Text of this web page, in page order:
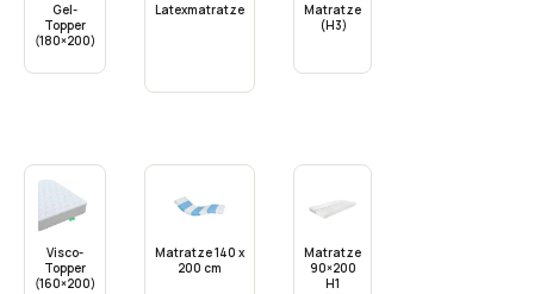
Gel-
Topper
(180×200)
Latexmatratze
Matratze
(H3)
Visco-
Topper
(160×200)
Matratze 140 x
200 cm
Matratze
90×200
H1